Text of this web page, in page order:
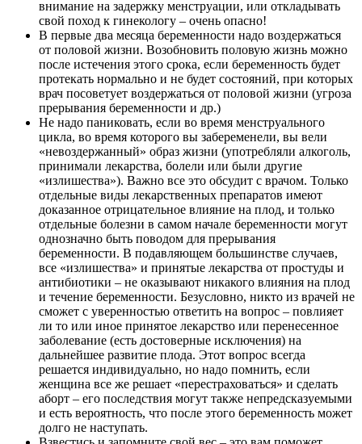
внимание на задержку менструации, или откладывать
свой поход к гинекологу – очень опасно!
В первые два месяца беременности надо воздержаться
от половой жизни. Возобновить половую жизнь можно
после истечения этого срока, если беременность будет
протекать нормально и не будет состояний, при которых
врач посоветует воздержаться от половой жизни (угроза
прерывания беременности и др.)
Не надо паниковать, если во время менструального
цикла, во время которого вы забеременели, вы вели
«невоздержанный» образ жизни (употребляли алкоголь,
принимали лекарства, болели или были другие
«излишества»). Важно все это обсудит с врачом. Только
отдельные виды лекарственных препаратов имеют
доказанное отрицательное влияние на плод, и только
отдельные болезни в самом начале беременности могут
однозначно быть поводом для прерывания
беременности. В подавляющем большинстве случаев,
все «излишества» и принятые лекарства от простуды и
антибиотики – не оказывают никакого влияния на плод
и течение беременности. Безусловно, никто из врачей не
сможет с уверенностью ответить на вопрос – повлияет
ли то или иное принятое лекарство или перенесенное
заболевание (есть достоверные исключения) на
дальнейшее развитие плода. Этот вопрос всегда
решается индивидуально, но надо помнить, если
женщина все же решает «перестраховаться» и сделать
аборт – его последствия могут также непредсказуемыми
и есть вероятность, что после этого беременность может
долго не наступать.